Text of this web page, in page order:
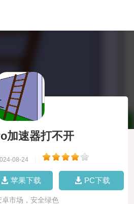
加速器打不开
08-24
苹果下载 PC下载
卓市场，安全绿色